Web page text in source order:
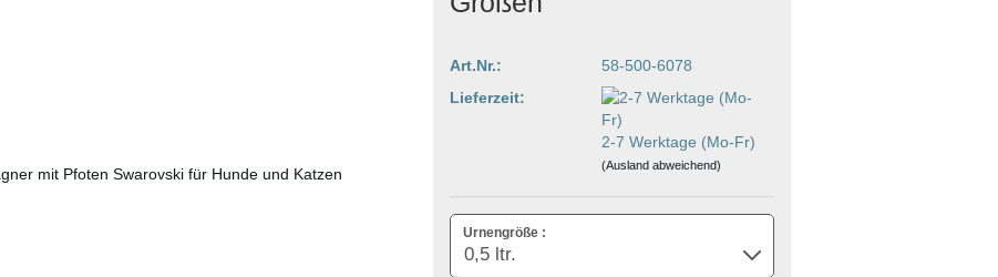
Art.Nr.:
58-500-6078
Lieferzeit:
2-7 Werktage (Mo-Fr)
(Ausland abweichend)
Urnengröße :